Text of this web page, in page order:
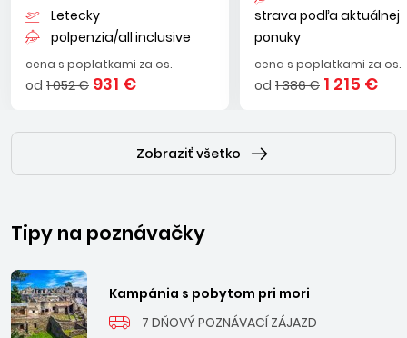
Letecky
polpenzia/all inclusive
cena s poplatkami za os.
od 1 052 € 931 €
strava podľa aktuálnej
ponuky
cena s poplatkami za os.
od 1 386 € 1 215 €
Zobraziť všetko
Tipy na poznávačky
Kampánia s pobytom pri mori
7 DŇOVÝ POZNÁVACÍ ZÁJAZD